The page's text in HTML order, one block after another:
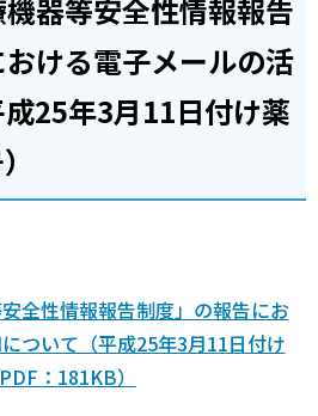
機器等安全性情報報告
ける電子メールの活
25年3月11日付け薬
安全性情報報告制度」の報告にお
ついて（平成25年3月11日付け
：181KB）